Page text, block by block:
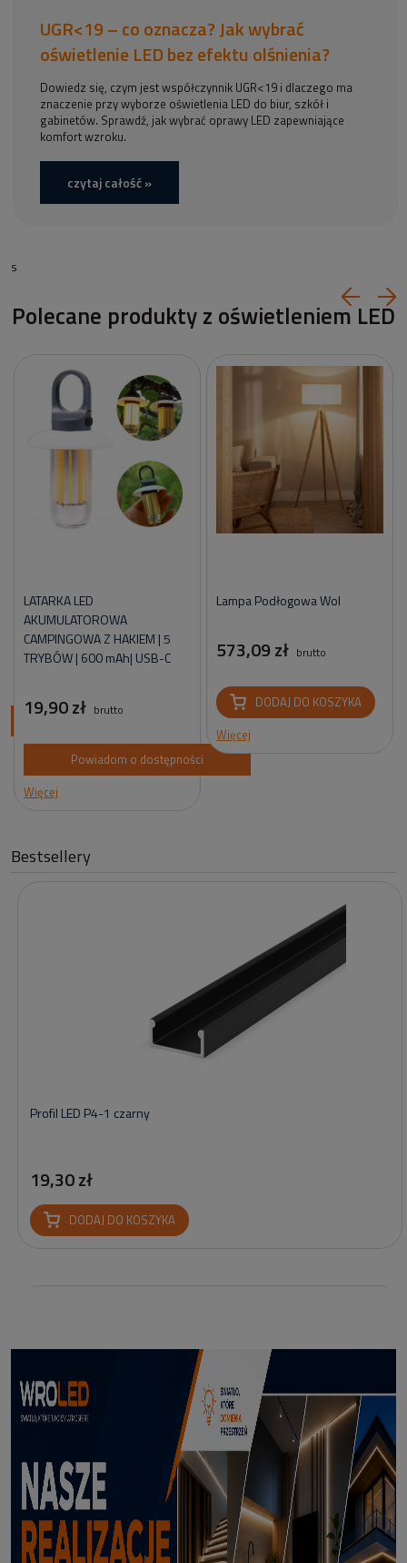
UGR<19 – co oznacza? Jak wybrać
oświetlenie LED bez efektu olśnienia?
Dowiedz się, czym jest współczynnik UGR<19 i dlaczego ma
znaczenie przy wyborze oświetlenia LED do biur, szkół i
gabinetów. Sprawdź, jak wybrać oprawy LED zapewniające
komfort wzroku.
czytaj całość »
s
Polecane produkty z oświetleniem LED
LATARKA LED
AKUMULATOROWA
CAMPINGOWA Z HAKIEM | 5
TRYBÓW | 600 mAh| USB-C
19,90 zł brutto
Powiadom o dostępności
Więcej
Lampa Podłogowa Wol
573,09 zł brutto
DODAJ DO KOSZYKA
Więcej
Bestsellery
Profil LED P4-1 czarny
19,30 zł
DODAJ DO KOSZYKA
Profil led podtynkowy GK18-3 czarny 3m